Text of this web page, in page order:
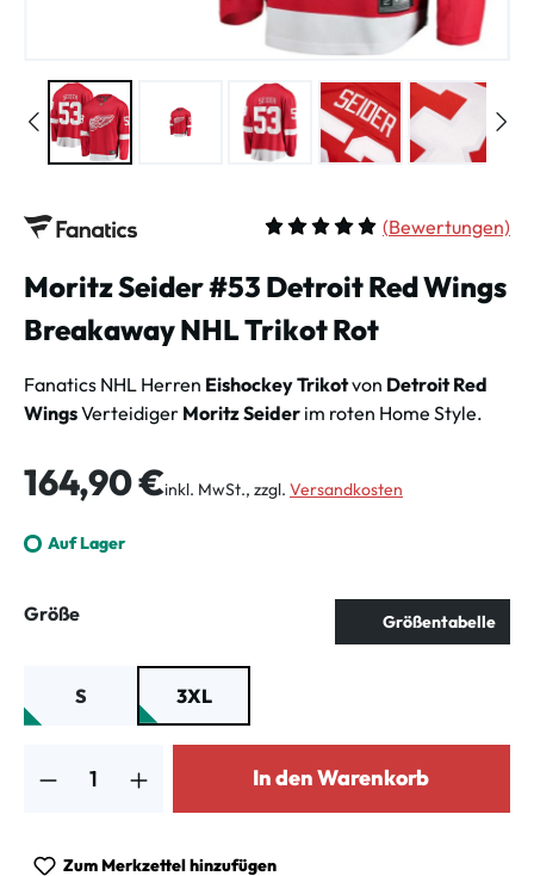
(Bewertungen)
Moritz Seider #53 Detroit Red Wings
Breakaway NHL Trikot Rot
Fanatics NHL Herren Eishockey Trikotvon Detroit Red
WingsVerteidiger Moritz Seider im roten Home Style.
Regulärer Preis:
164,90 €inkl. MwSt., zzgl. Versandkosten
Auf Lager
Größeauswählen Größentabelle
S 3XL
In den Warenkorb
Zum Merkzettel hinzufügen